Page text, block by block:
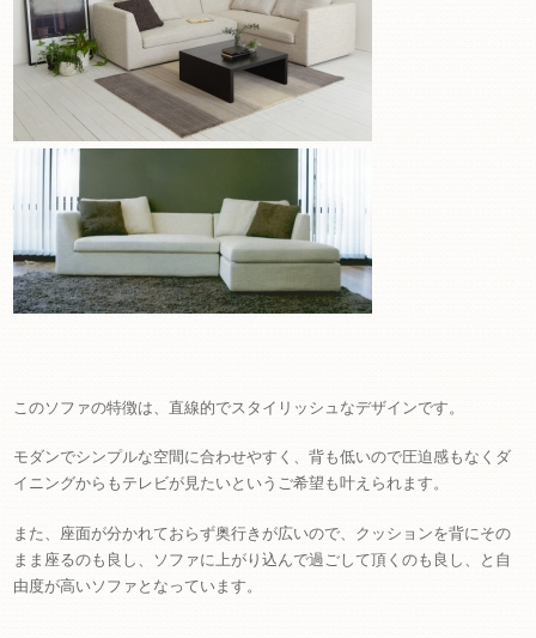
このソファの特徴は、直線的でスタイリッシュなデザインです。
モダンでシンプルな空間に合わせやすく、背も低いので圧迫感もなくダ
イニングからもテレビが見たいというご希望も叶えられます。
また、座面が分かれておらず奥行きが広いので、クッションを背にその
まま座るのも良し、ソファに上がり込んで過ごして頂くのも良し、と自
由度が高いソファとなっています。